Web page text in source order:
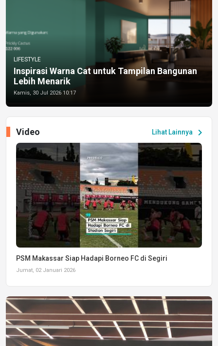
LIFESTYLE
Inspirasi Warna Cat untuk Tampilan Bangunan
Lebih Menarik
Kamis, 30 Jul 2026 10:17
Lihat Lainnya chevron_right
Video
PSM Makassar Siap Hadapi Borneo FC di Segiri
Jumat, 02 Januari 2026